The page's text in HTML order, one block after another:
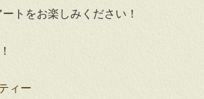
トをお楽しみください！
ィー